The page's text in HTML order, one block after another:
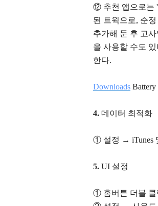
⑫ 추천 앱으로는
된 트윅으로, 순
추가해 둔 후 고
을 사용할 수도
한다.
Downloads
4. 데이터 최적화
① 설정 → iTunes
5. UI 설정
① 홈버튼 더블